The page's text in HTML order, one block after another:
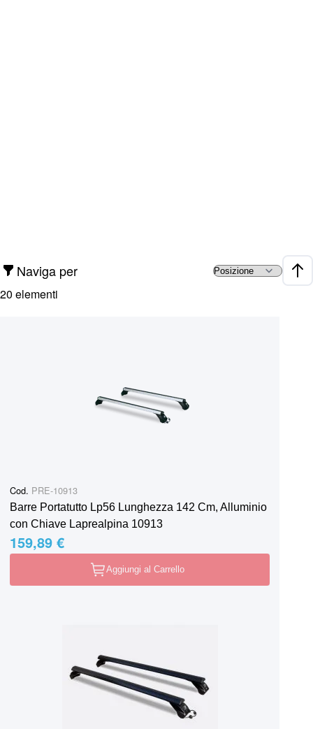
Naviga per
20 elementi
Cod. PRE-10913
Barre Portatutto Lp56 Lunghezza 142 Cm, Alluminio
con Chiave Laprealpina 10913
159,89 €
Aggiungi al Carrello